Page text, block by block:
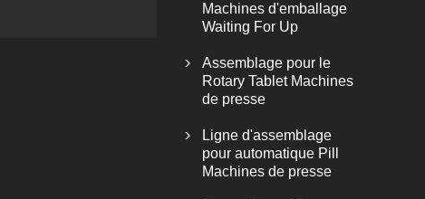
Machines d'emballage
Waiting For Up

Assemblage pour le
Rotary Tablet Machines
de presse

Ligne d'assemblage
pour automatique Pill
Machines de presse